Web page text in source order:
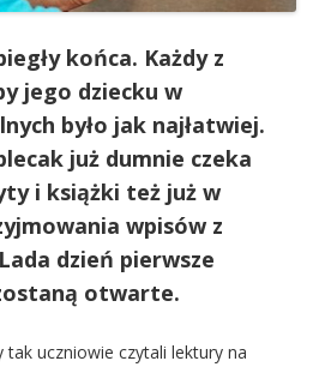
końca. Każdy z
jego dziecku w
było jak najłatwiej.
już dumnie czeka
i książki też już w
wpisów z
dzień pierwsze
otwarte.
tak uczniowie czytali lektury na